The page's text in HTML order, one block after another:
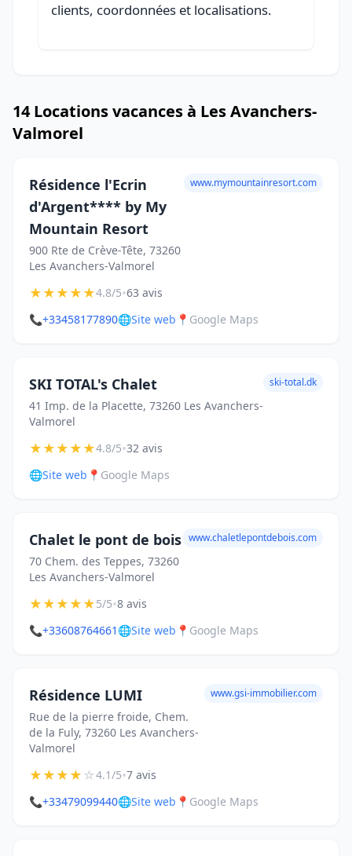
clients, coordonnées et localisations.
14 Locations vacances à Les Avanchers-
Valmorel
Résidence l'Ecrin
d'Argent**** by My
Mountain Resort
900 Rte de Crève-Tête, 73260
Les Avanchers-Valmorel
www.mymountainresort.com
★★★★★4.8/5•63 avis
📞+33458177890🌐Site web 📍 Google Maps
SKI TOTAL's Chalet
41 Imp. de la Placette, 73260 Les Avanchers-
Valmorel
ski-total.dk
★★★★★4.8/5•32 avis
🌐Site web 📍 Google Maps
Chalet le pont de bois
70 Chem. des Teppes, 73260
Les Avanchers-Valmorel
www.chaletlepontdebois.com
★★★★★5/5•8 avis
📞+33608764661 🌐Site web 📍 Google Maps
Résidence LUMI
Rue de la pierre froide, Chem.
de la Fuly, 73260 Les Avanchers-
Valmorel
www.gsi-immobilier.com
★★★★☆4.1/5•7 avis
📞+33479099440🌐Site web 📍 Google Maps